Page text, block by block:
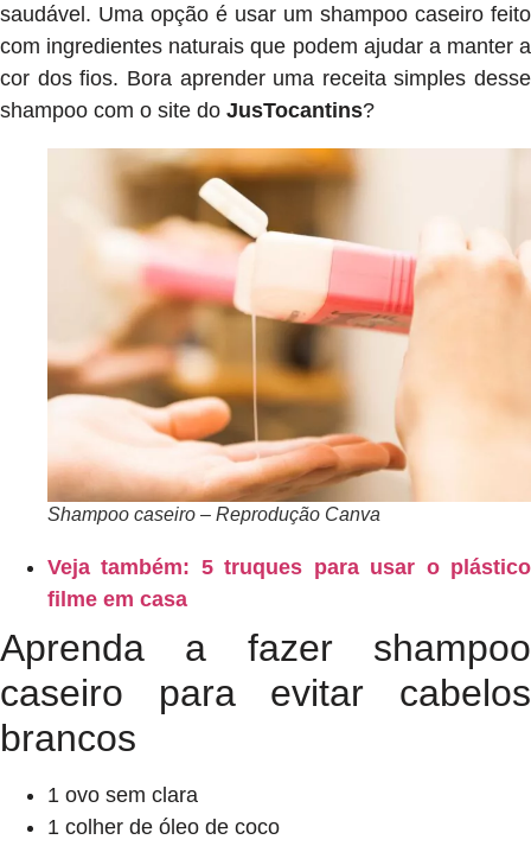
saudável. Uma opção é usar um shampoo caseiro feito
com ingredientes naturais que podem ajudar a manter a
cor dos fios. Bora aprender uma receita simples desse
shampoo com o site do JusTocantins?
Shampoo caseiro – Reprodução Canva
Veja também: 5 truques para usar o plástico
filme em casa
Aprenda a fazer shampoo
caseiro para evitar cabelos
brancos
1 ovo sem clara
1 colher de óleo de coco